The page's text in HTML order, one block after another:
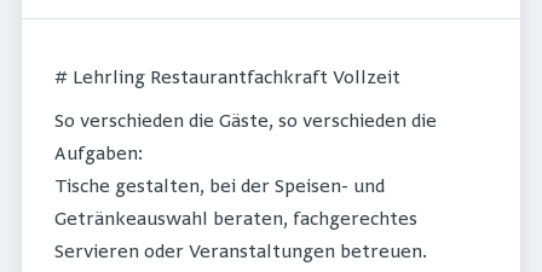
# Lehrling Restaurantfachkraft Vollzeit
So verschieden die Gäste, so verschieden die
Aufgaben:
Tische gestalten, bei der Speisen- und
Getränkeauswahl beraten, fachgerechtes
Servieren oder Veranstaltungen betreuen.